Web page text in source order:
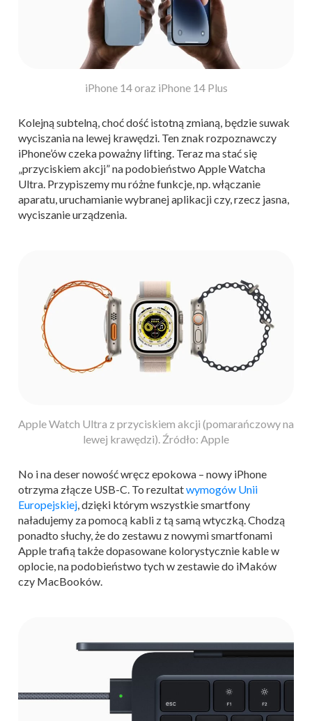
iPhone 14 oraz iPhone 14 Plus
Kolejną subtelną, choć dość istotną zmianą, będzie suwak
wyciszania na lewej krawędzi. Ten znak rozpoznawczy
iPhone’ów czeka poważny lifting. Teraz ma stać się
„przyciskiem akcji” na podobieństwo Apple Watcha
Ultra. Przypiszemy mu różne funkcje, np. włączanie
aparatu, uruchamianie wybranej aplikacji czy, rzecz jasna,
wyciszanie urządzenia.
Apple Watch Ultra z przyciskiem akcji (pomarańczowy na
lewej krawędzi). Źródło: Apple
No i na deser nowość wręcz epokowa – nowy iPhone
otrzyma złącze USB-C. To rezultatwymogów Unii
Europejskiej, dzięki którym wszystkie smartfony
naładujemy za pomocą kabli z tą samą wtyczką. Chodzą
ponadto słuchy, że do zestawu z nowymi smartfonami
Apple trafią także dopasowane kolorystycznie kable w
oplocie, na podobieństwo tych w zestawie do iMaków
czy MacBooków.